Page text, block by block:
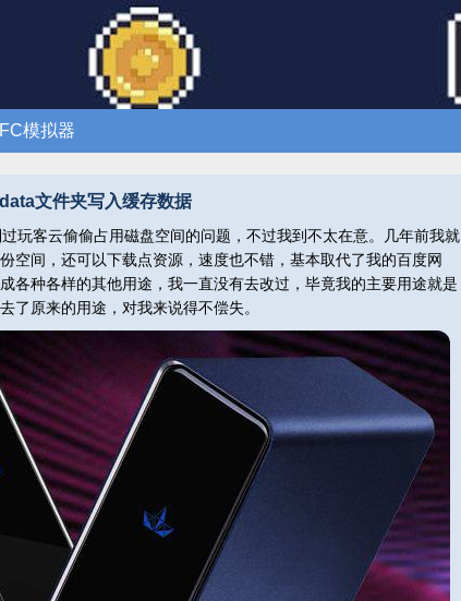
FC模拟器
文件夹写入缓存数据
玩客云偷偷占用磁盘空间的问题，不过我到不太在意。几年前我就
空间，还可以下载点资源，速度也不错，基本取代了我的百度网
各种各样的其他用途，我一直没有去改过，毕竟我的主要用途就是
了原来的用途，对我来说得不偿失。